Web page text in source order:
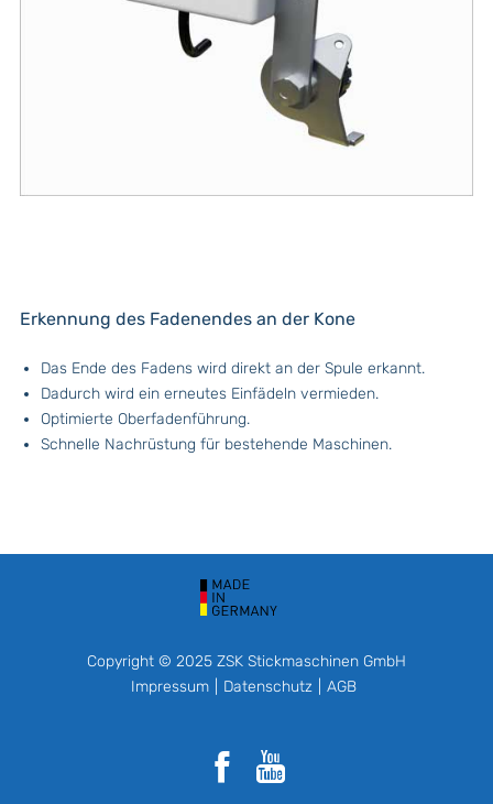
Erkennung des Fadenendes an der Kone
Das Ende des Fadens wird direkt an der Spule erkannt.
Dadurch wird ein erneutes Einfädeln vermieden.
Optimierte Oberfadenführung.
Schnelle Nachrüstung für bestehende Maschinen.
Copyright © 2025 ZSK Stickmaschinen GmbH
Impressum
Datenschutz AGB